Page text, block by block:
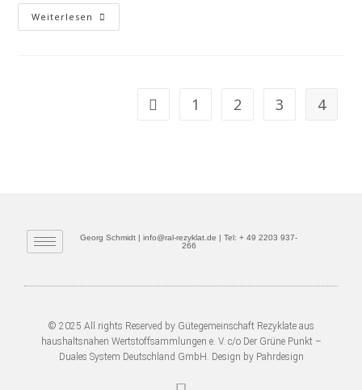
Weiterlesen
1 2 3 4
Georg Schmidt | info@ral-rezyklat.de | Tel: + 49 2203 937-
266
© 2025 All rights Reserved by Gütegemeinschaft Rezyklate aus
haushaltsnahen Wertstoffsammlungen e. V. c/o Der Grüne Punkt –
Duales System Deutschland GmbH. Design by Pahrdesign